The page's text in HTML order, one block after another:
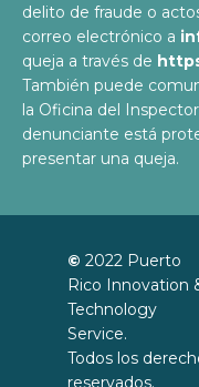
delito de fraude o
correo electrónico a
queja a través de
También puede
la Oficina del
denunciante está
presentar una queja.
© 2022 Puerto
Rico Innovation
Technology
Service.
Todos los
reservados.